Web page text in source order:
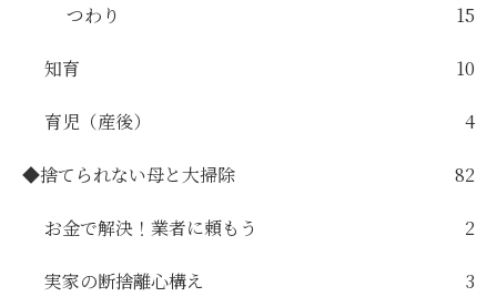
つわり 15
知育 10
育児（産後） 4
◆捨てられない母と大掃除 82
お金で解決！業者に頼もう 2
実家の断捨離心構え 3